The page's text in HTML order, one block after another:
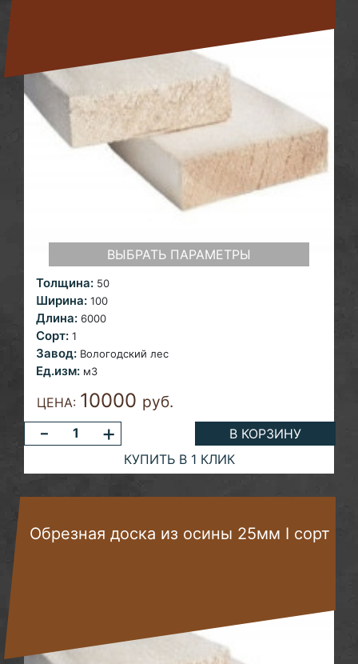
ВЫБРАТЬ ПАРАМЕТРЫ
Толщина: 50
Ширина: 100
Длина: 6000
Сорт: 1
Завод: Вологодский лес
Ед.изм: м3
ЦЕНА: 10000 руб.
- +
В КОРЗИНУ
КУПИТЬ В 1 КЛИК
Обрезная доска из осины 25мм I сорт